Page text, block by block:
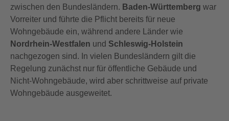
zwischen den Bundesländern. Baden-Württemberg war
Vorreiter und führte die Pflicht bereits für neue
Wohngebäude ein, während andere Länder wie
Nordrhein-Westfalen und Schleswig-Holstein
nachgezogen sind. In vielen Bundesländern gilt die
Regelung zunächst nur für öffentliche Gebäude und
Nicht-Wohngebäude, wird aber schrittweise auf private
Wohngebäude ausgeweitet.